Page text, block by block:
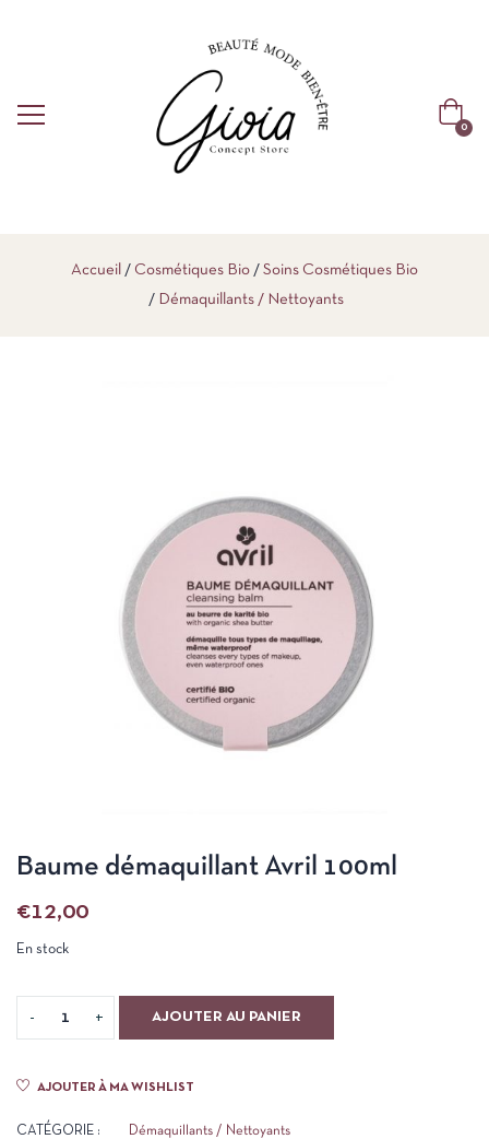
0
Accueil Cosmétiques Bio
Soins Cosmétiques Bio
Démaquillants / Nettoyants
Baume démaquillant Avril 100ml
€12,00
En stock
AJOUTER AU PANIER
AJOUTER À MA WISHLIST
CATÉGORIE : Démaquillants / Nettoyants